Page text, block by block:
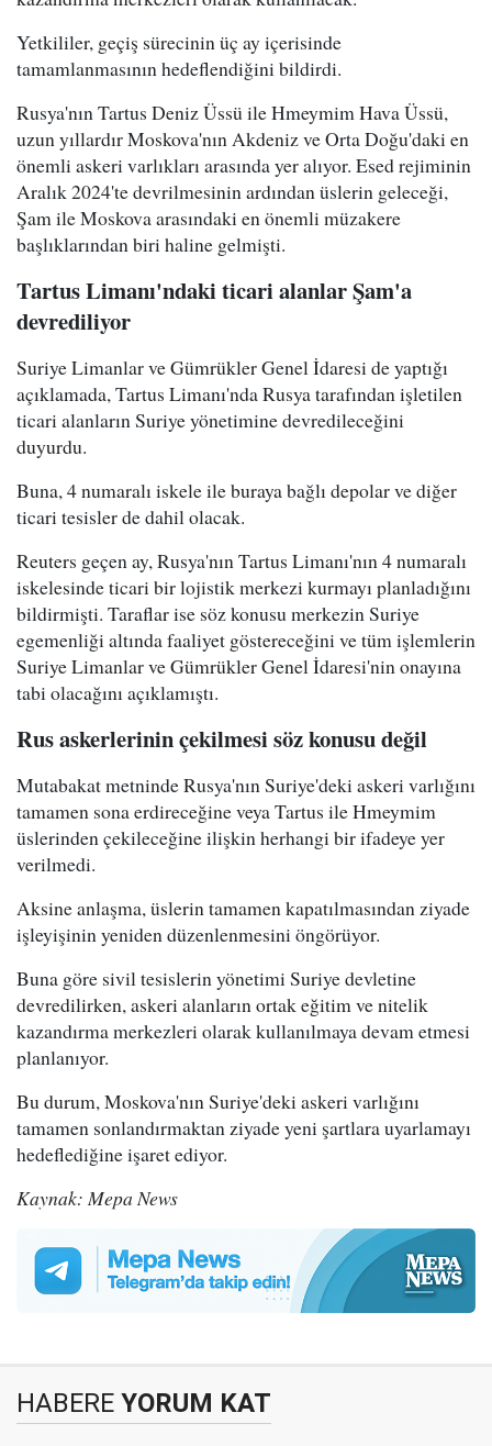
Yetkililer, geçiş sürecinin üç ay içerisinde
tamamlanmasının hedeflendiğini bildirdi.
Rusya'nın Tartus Deniz Üssü ile Hmeymim Hava Üssü,
uzun yıllardır Moskova'nın Akdeniz ve Orta Doğu'daki en
önemli askeri varlıkları arasında yer alıyor. Esed rejiminin
Aralık 2024'te devrilmesinin ardından üslerin geleceği,
Şam ile Moskova arasındaki en önemli müzakere
başlıklarından biri haline gelmişti.
Tartus Limanı'ndaki ticari alanlar Şam'a
devrediliyor
Suriye Limanlar ve Gümrükler Genel İdaresi de yaptığı
açıklamada, Tartus Limanı'nda Rusya tarafından işletilen
ticari alanların Suriye yönetimine devredileceğini
duyurdu.
Buna, 4 numaralı iskele ile buraya bağlı depolar ve diğer
ticari tesisler de dahil olacak.
Reuters geçen ay, Rusya'nın Tartus Limanı'nın 4 numaralı
iskelesinde ticari bir lojistik merkezi kurmayı planladığını
bildirmişti. Taraflar ise söz konusu merkezin Suriye
egemenliği altında faaliyet göstereceğini ve tüm işlemlerin
Suriye Limanlar ve Gümrükler Genel İdaresi'nin onayına
tabi olacağını açıklamıştı.
Rus askerlerinin çekilmesi söz konusu değil
Mutabakat metninde Rusya'nın Suriye'deki askeri varlığını
tamamen sona erdireceğine veya Tartus ile Hmeymim
üslerinden çekileceğine ilişkin herhangi bir ifadeye yer
verilmedi.
Aksine anlaşma, üslerin tamamen kapatılmasından ziyade
işleyişinin yeniden düzenlenmesini öngörüyor.
Buna göre sivil tesislerin yönetimi Suriye devletine
devredilirken, askeri alanların ortak eğitim ve nitelik
kazandırma merkezleri olarak kullanılmaya devam etmesi
planlanıyor.
Bu durum, Moskova'nın Suriye'deki askeri varlığını
tamamen sonlandırmaktan ziyade yeni şartlara uyarlamayı
hedeflediğine işaret ediyor.
Kaynak: Mepa News
HABERE YORUM KAT